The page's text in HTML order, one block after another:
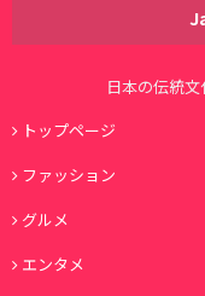
日本の伝統
トップページ
ファッション
グルメ
エンタメ